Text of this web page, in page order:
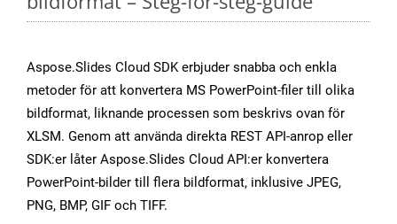
Aspose.Slides Cloud SDK erbjuder snabba och enkla
metoder för att konvertera MS PowerPoint-filer till olika
bildformat, liknande processen som beskrivs ovan för
XLSM. Genom att använda direkta REST API-anrop eller
SDK:er låter Aspose.Slides Cloud API:er konvertera
PowerPoint-bilder till flera bildformat, inklusive JPEG,
PNG, BMP, GIF och TIFF.